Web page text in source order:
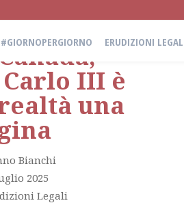
#GIORNOPERGIORNO ERUDIZIONI
Carlo III è
una
Bianchi
2025
Legali